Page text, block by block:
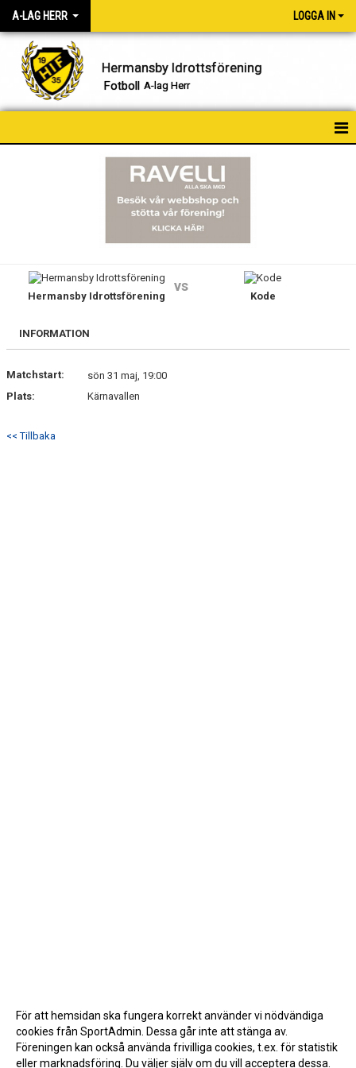
A-LAG HERR LOGGA IN
Hermansby Idrottsförening
Fotboll A-lag Herr
TRUPPEN
BILDGALLERI
KONTAKT
GÄSTBOK
Hermansby Idrottsförening
vs
Kode
INFORMATION
Matchstart:
sön 31 maj, 19:00
Plats:
Kärnavallen
<< Tillbaka
För att hemsidan ska fungera korrekt använder vi nödvändiga
cookies från SportAdmin. Dessa går inte att stänga av.
Föreningen kan också använda frivilliga cookies, t.ex. för statistik
eller marknadsföring. Du väljer själv om du vill acceptera dessa.